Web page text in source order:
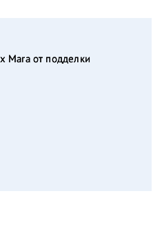
Mara от подделки